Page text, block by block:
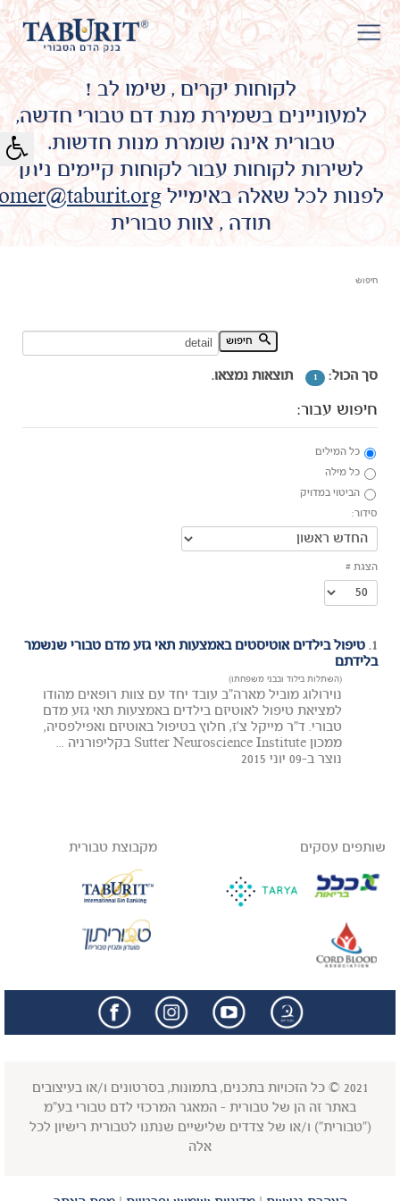
לקוחות יקרים , שימו לב !
למעוניינים בשמירת מנת דם טבורי חדשה,
טבורית אינה שומרת מנות חדשות.
לשירות לקוחות עבור לקוחות קיימים ניתן
לפנות לכל שאלה באימייל
תודה , צוות טבורית
חיפוש
חיפוש מילת מפתח:
סך הכול: 1 תוצאות נמצאו.
חיפוש עבור:
כל המילים
כל מילה
הביטוי במדויק
סידור:
הצגת #
1. טיפול בילדים אוטיסטים באמצעות תאי גזע מדם טבורי שנשמר
בלידתם
(השתלות בילוד ובבני משפחתו)
נוירולוג מוביל מארה"ב עובד יחד עם צוות רופאים מהודו
למציאת טיפול לאוטיזם בילדים באמצעות תאי גזע מדם
טבורי. ד"ר מייקל צ'ז, חלוץ בטיפול באוטיזם ואפילפסיה,
ממכון Sutter Neuroscience Institute בקליפורניה ...
נוצר ב-09 יוני 2015
שותפים עסקים מקבוצת טבורית
2021 © כל הזכויות בתכנים, בתמונות, בסרטונים ו/או בעיצובים
באתר זה הן של טבורית - המאגר המרכזי לדם טבורי בע"מ
("טבורית") ו/או של צדדים שלישיים שנתנו לטבורית רישיון לכל
אלה